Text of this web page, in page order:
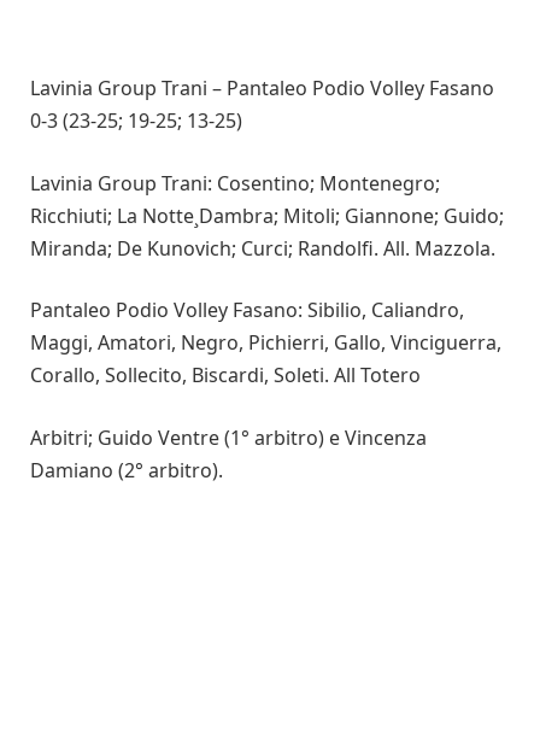
Lavinia Group Trani – Pantaleo Podio Volley Fasano
0-3 (23-25; 19-25; 13-25)
Lavinia Group Trani: Cosentino; Montenegro;
Ricchiuti; La Notte¸Dambra; Mitoli; Giannone; Guido;
Miranda; De Kunovich; Curci; Randolfi. All. Mazzola.
Pantaleo Podio Volley Fasano: Sibilio, Caliandro,
Maggi, Amatori, Negro, Pichierri, Gallo, Vinciguerra,
Corallo, Sollecito, Biscardi, Soleti. All Totero
Arbitri; Guido Ventre (1° arbitro) e Vincenza
Damiano (2° arbitro).